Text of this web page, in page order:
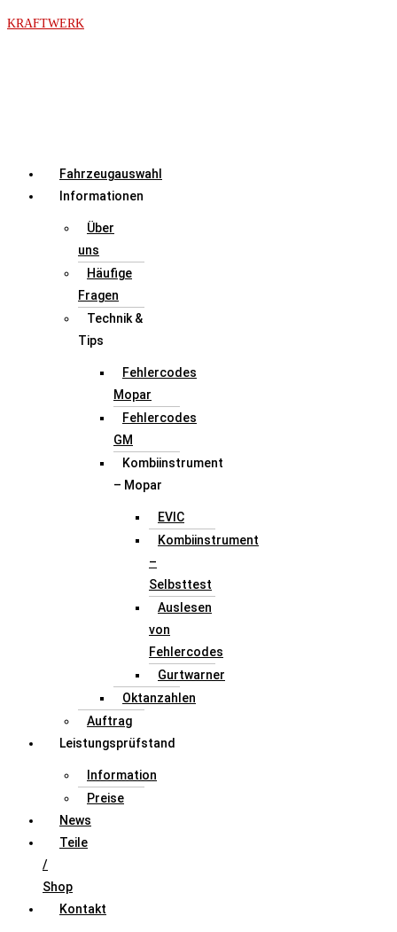
Zum
KRAFTWERK
Menü
Fahrzeugauswahl
Informationen
Über
uns
Häufige
Fragen
Technik &
Tips
Fehlercodes
Mopar
Fehlercodes
GM
Kombiinstrument
– Mopar
EVIC
Kombiinstrument
–
Selbsttest
Auslesen
von
Fehlercodes
Gurtwarner
Oktanzahlen
Auftrag
Leistungsprüfstand
Information
Preise
News
Teile
/
Shop
Kontakt